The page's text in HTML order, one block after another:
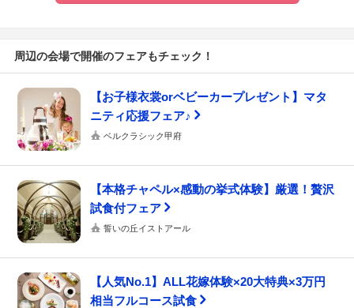
周辺の会場で開催のフェアもチェック！
【お子様衣裳orベビーカープレゼント】マタ
ニティ応援フェア♪
ベルクラシック甲府
【本格チャペル×感動の挙式体験】厳選！贅沢
試食付フェア
誓いの丘イストアール
【人気No.1】ALL花嫁体験×20大特典×3万円
相当フルコース試食